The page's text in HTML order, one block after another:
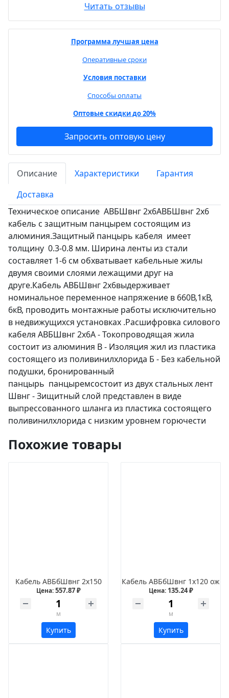
Читать отзывы
Программа лучшая цена
Оперативные сроки
Условия поставки
Способы оплаты
Оптовые скидки до 20%
Запросить оптовую цену
Описание Характеристики
Гарантия
Доставка
Техническое описание АВБШвнг 2х6АВБШвнг 2х6
кабель с защитным панцырем состоящим из
алюминия.Защитный панцырь кабеля имеет
толщину 0.3-0.8 мм. Ширина ленты из стали
составляет 1-6 см обхватывает кабельные жилы
двумя своими слоями лежащими друг на
друге.Кабель АВБШвнг 2х6выдерживает
номинальное переменное напряжение в 660В,1кВ,
6кВ, проводить монтажные работы исключительно
в недвижущихся установках .Расшифровка силового
кабеля АВБШвнг 2х6А - Токопроводящая жила
состоит из алюминия В - Изоляция жил из пластика
состоящего из поливинилхлорида Б - Без кабельной
подушки, бронированный
панцырь панцыремсостоит из двух стальных лент
Швнг - Зищитный слой представлен в виде
выпрессованного шланга из пластика состоящего
поливинилхлорида с низким уровнем горючести
Похожие товары
Кабель АВБбШвнг 2х150
Цена:557.87 ₽
м
Купить
Кабель АВБбШвнг 1х120 ож
Цена: 135.24 ₽
м
Купить